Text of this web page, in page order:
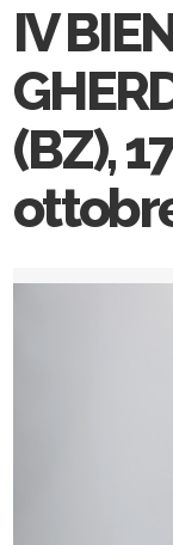
IV
(BZ),